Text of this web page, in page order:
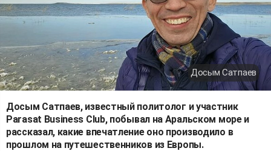
Досым Сатпаев
Досым Сатпаев, известный политолог и участник
Parasat Business Club, побывал на Аральском море и
рассказал, какие впечатление оно производило в
прошлом на путешественников из Европы.